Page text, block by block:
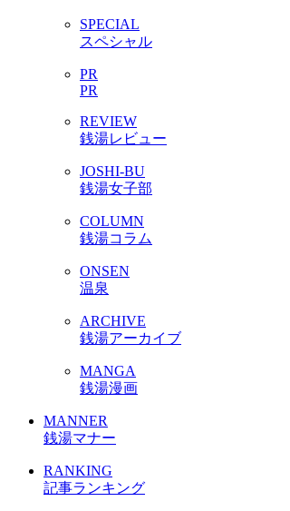
SPECIAL
スペシャル
PR
PR
REVIEW
銭湯レビュー
JOSHI-BU
銭湯女子部
COLUMN
銭湯コラム
ONSEN
温泉
ARCHIVE
銭湯アーカイブ
MANGA
銭湯漫画
MANNER
銭湯マナー
RANKING
記事ランキング